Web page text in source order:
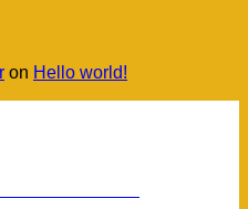
on Hello world!